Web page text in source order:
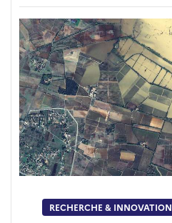
RECHERCHE & INNOVATION